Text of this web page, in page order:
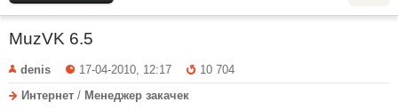
MuzVK 6.5
denis 17-04-2010, 12:17
10 704
Интернет / Менеджер закачек